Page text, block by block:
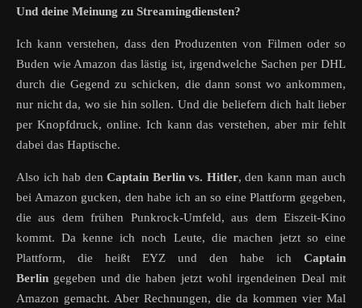
Und deine Meinung zu Streamingdiensten?
Ich kann verstehen, dass den Produzenten von Filmen oder so
Buden wie Amazon das lästig ist, irgendwelche Sachen per DHL
durch die Gegend zu schicken, die dann sonst wo ankommen,
nur nicht da, wo sie hin sollen. Und die beliefern dich halt lieber
per Knopfdruck, online. Ich kann das verstehen, aber mir fehlt
dabei das Haptische.
Also ich hab denCaptain Berlin vs. Hitler, den kann man auch
bei Amazon gucken, den habe ich an so eine Plattform gegeben,
die aus dem frühen Punkrock-Umfeld, aus dem Eiszeit-Kino
kommt. Da kenne ich noch Leute, die machen jetzt so eine
Plattform, die heißt EYZ und den habe ich Captain
Berlin gegeben und die haben jetzt wohl irgendeinen Deal mit
Amazon gemacht. Aber Rechnungen, die da kommen vier Mal